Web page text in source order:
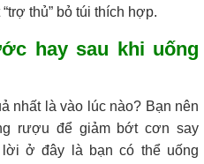
thủ” bỏ túi thích hợp.
hay sau khi uống
nhất là vào lúc nào? Bạn nên
rượu để giảm bớt cơn say
lời ở đây là bạn có thể uống